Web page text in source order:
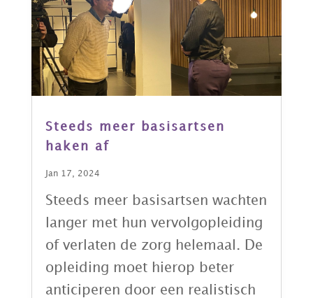
Steeds meer basisartsen
haken af
Jan 17, 2024
Steeds meer basisartsen wachten
langer met hun vervolgopleiding
of verlaten de zorg helemaal. De
opleiding moet hierop beter
anticiperen door een realistisch